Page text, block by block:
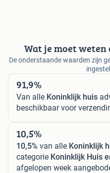
Wat je moet
De onderstaande waarden zijn
91,9%
Van alle Koninklijk huis
beschikbaar voor
10,5%
10,5% van alle Koninklijk
categorie Koninklijk Huis
afgelopen week